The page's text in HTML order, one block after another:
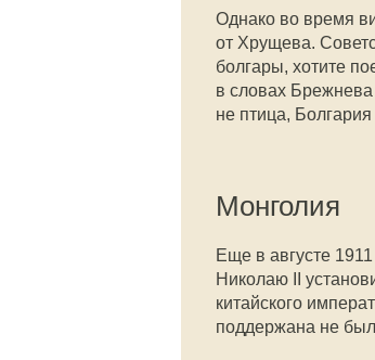
Однако во время
от Хрущева.
болгары, хотите
в словах Брежнева
не птица,
Монголия
Еще в августе
Николаю II
китайского
поддержана не